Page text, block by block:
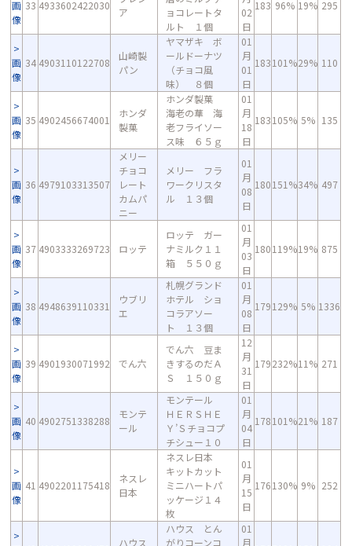
画
像
33 4933602422030
ア
ョコレートタ
ルト １個
02
日
183 96% 19% 295
画
像
34 4903110122708
山崎製
パン
ヤマザキ ボ
ールドーナツ
（チョコ風
味） ８個
01
月
01
日
183101%29% 110
画
像
35 4902456674001
ホンダ
製菓
ホンダ製菓
海老の華 海
老フライソー
ス味 ６５ｇ
01
月
18
日
183105% 5% 135
画
像
36 4979103313507
メリー
チョコ
レート
カムパ
ニー
メリー フラ
ワークリスタ
ル １３個
01
月
08
日
180151%34% 497
画
像
37 4903333269723 ロッテ
ロッテ ガー
ナミルク１１
箱 ５５０ｇ
01
月
03
日
180119%19% 875
画
像
38 4948639110331
ウブリ
エ
札幌グランド
ホテル ショ
コラアソー
ト １３個
01
月
08
日
179129% 5% 1336
画
像
39 4901930071992 でん六
でん六 豆ま
きするのだＡ
Ｓ １５０ｇ
12
月
31
日
179232%11% 271
画
像
40 4902751338288
モンテ
ール
モンテール
ＨＥＲＳＨＥ
Ｙ’Ｓチョコプ
チシュー１０
01
月
04
日
178101%21% 187
画
像
41 4902201175418
ネスレ
日本
ネスレ日本
キットカット
ミニハートパ
ッケージ１４
枚
01
月
15
日
176130% 9% 252
ハウス
ハウス とん
がりコーンコ
01
月